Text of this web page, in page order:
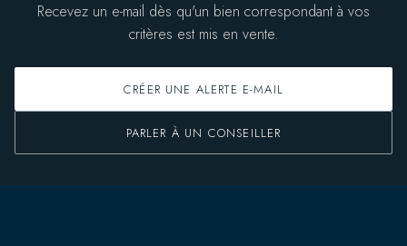
Recevez un e-mail dès qu'un bien correspondant à vos
critères est mis en vente.
CRÉER UNE ALERTE E-MAIL
PARLER À UN CONSEILLER